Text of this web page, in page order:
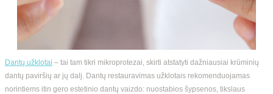
Dantų užklotai – tai tam tikri mikroprotezai, skirti atstatyti dažniausiai krūminių
dantų paviršių ar jų dalį. Dantų restauravimas užklotais rekomenduojamas
norintiems itin gero estetinio dantų vaizdo: nuostabios šypsenos, tikslaus